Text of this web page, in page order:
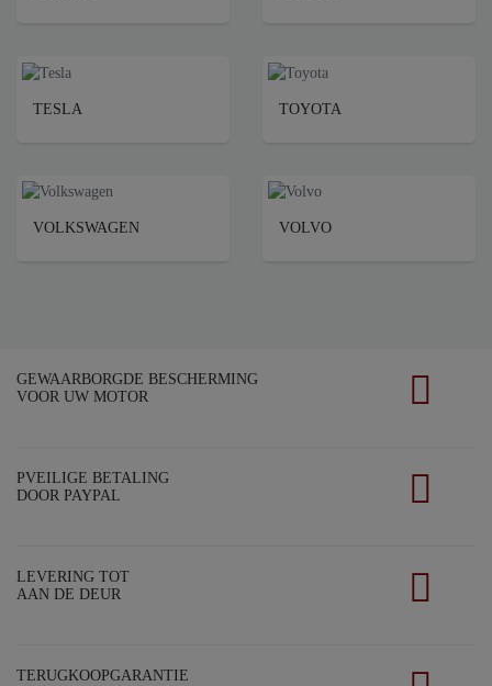
TESLA TOYOTA
VOLKSWAGEN VOLVO
GEWAARBORGDE BESCHERMING
VOOR UW MOTOR
PVEILIGE BETALING
DOOR PAYPAL
LEVERING TOT
AAN DE DEUR
TERUGKOOPGARANTIE